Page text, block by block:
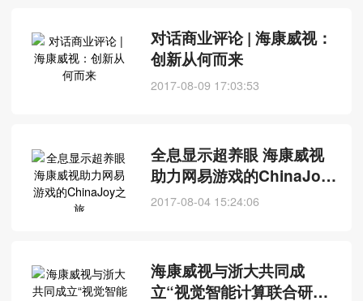
对话商业评论 | 海康威视：
创新从何而来
2017-08-09 17:03:53
全息显示超养眼 海康威视
助力网易游戏的ChinaJoy
之旅
2017-08-04 15:24:06
海康威视与浙大共同成
立“视觉智能计算联合研究